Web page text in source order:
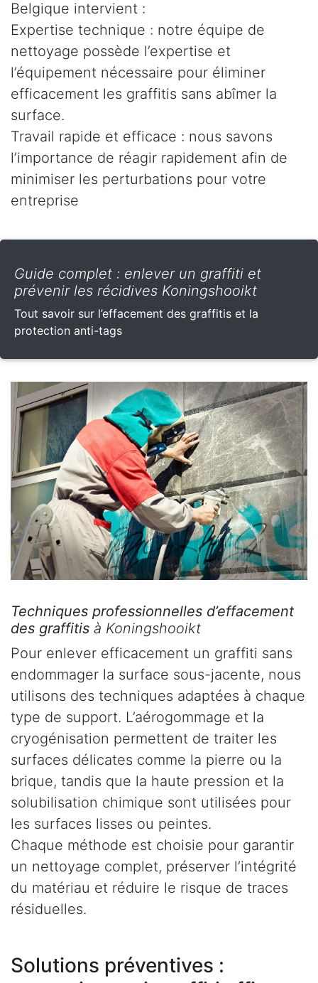
Belgique intervient :
Expertise technique : notre équipe de
nettoyage possède l’expertise et
l’équipement nécessaire pour éliminer
efficacement les graffitis sans abîmer la
surface.
Travail rapide et efficace : nous savons
l’importance de réagir rapidement afin de
minimiser les perturbations pour votre
entreprise
Guide complet : enlever un graffiti et
prévenir les récidives Koningshooikt
Tout savoir sur l’effacement des graffitis et la
protection anti-tags
Techniques professionnelles d’effacement
des graffitis à Koningshooikt
Pour enlever efficacement un graffiti sans
endommager la surface sous-jacente, nous
utilisons des techniques adaptées à chaque
type de support. L’aérogommage et la
cryogénisation permettent de traiter les
surfaces délicates comme la pierre ou la
brique, tandis que la haute pression et la
solubilisation chimique sont utilisées pour
les surfaces lisses ou peintes.
Chaque méthode est choisie pour garantir
un nettoyage complet, préserver l’intégrité
du matériau et réduire le risque de traces
résiduelles.
Solutions préventives :